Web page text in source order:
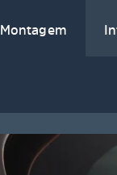
Montagem